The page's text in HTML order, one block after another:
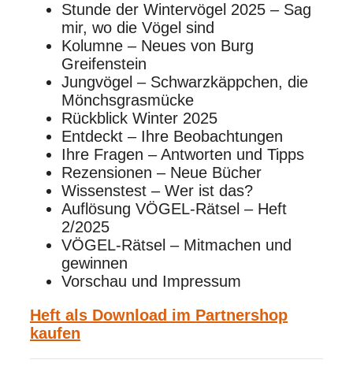
Stunde der Wintervögel 2025 – Sag
mir, wo die Vögel sind
Kolumne – Neues von Burg
Greifenstein
Jungvögel – Schwarzkäppchen, die
Mönchsgrasmücke
Rückblick Winter 2025
Entdeckt – Ihre Beobachtungen
Ihre Fragen – Antworten und Tipps
Rezensionen – Neue Bücher
Wissenstest – Wer ist das?
Auflösung VÖGEL-Rätsel – Heft
2/2025
VÖGEL-Rätsel – Mitmachen und
gewinnen
Vorschau und Impressum
Heft als Download im Partnershop
kaufen